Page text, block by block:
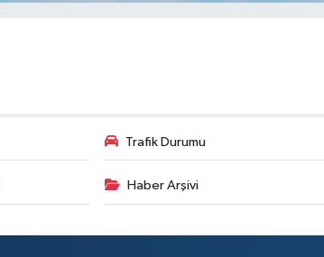
Trafik Durumu
Haber Arşivi